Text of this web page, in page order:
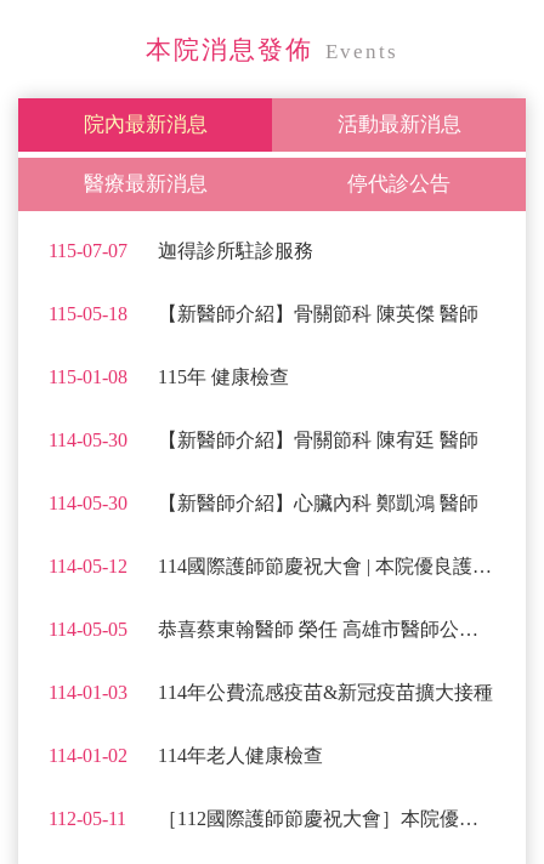
本院消息發佈 Events
院內最新消息 活動最新消息
醫療最新消息 停代診公告
115-07-07 迦得診所駐診服務
115-05-18 【新醫師介紹】骨關節科 陳英傑 醫師
115-01-08 115年 健康檢查
114-05-30 【新醫師介紹】骨關節科 陳宥廷 醫師
114-05-30 【新醫師介紹】心臟內科 鄭凱鴻 醫師
114-05-12 114國際護師節慶祝大會 | 本院優良護理人員得獎感言
114-05-05 恭喜蔡東翰醫師 榮任 高雄市醫師公會第16屆副秘書長
114-01-03 114年公費流感疫苗&新冠疫苗擴大接種
114-01-02 114年老人健康檢查
112-05-11 ［112國際護師節慶祝大會］本院優良護理人員得獎感言